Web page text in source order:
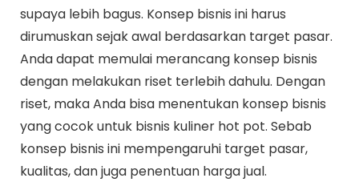
supaya lebih bagus. Konsep bisnis ini harus
dirumuskan sejak awal berdasarkan target pasar.
Anda dapat memulai merancang konsep bisnis
dengan melakukan riset terlebih dahulu. Dengan
riset, maka Anda bisa menentukan konsep bisnis
yang cocok untuk bisnis kuliner hot pot. Sebab
konsep bisnis ini mempengaruhi target pasar,
kualitas, dan juga penentuan harga jual.